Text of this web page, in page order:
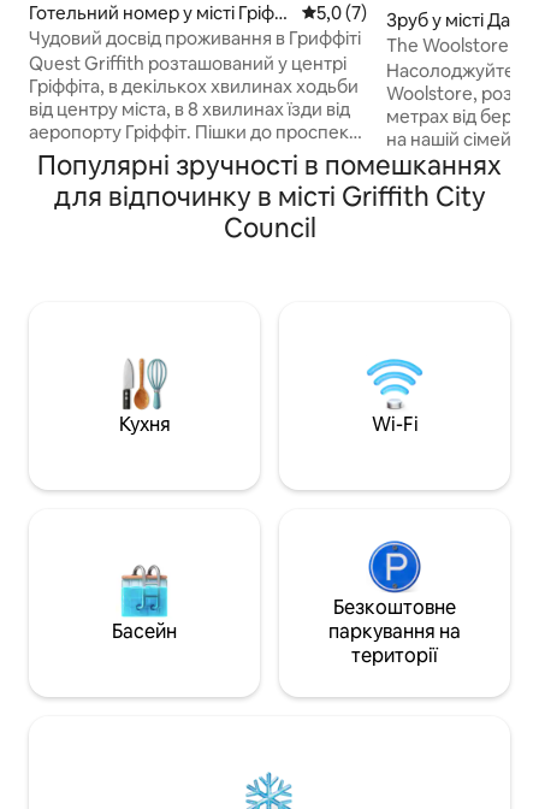
Готельний номер у місті Гріффі
т
Середня оцінка: 5,0 з 5,
5,0 (7)
Чудовий досвід проживання в Гриффіті
Quest Griffith розташований у центрі
Гріффіта, в декількох хвилинах ходьби
від центру міста, в 8 хвилинах їзди від
аеропорту Гріффіт. Пішки до проспекту
Банна, де багато магазинів, кафе та
галерей. Griffith Base Hospital, TAFE. У
ньому є 68 апартаментів з
обслуговуванням, включаючи студії та
ідеально підходить для
короткострокового або тривалого
перебування. Доступний зарядний
пристрій для електромобіля.
Зруб у місті
нт
The Woolstore –
друзям
Woolstore,
метрах від
на нашій сімейній
Насолоджуйтеся
приватністю. Вечеряйте або випийте
на терасі,
від дому. Диван-ліжко коштує
додатково 40 $
Тепер у нас є
заморожених
Популярні зручності в помешканнях
для відпочинку в місті Griffith City
Council
Кухня Wi-Fi
Басейн
Безкоштовне
паркування на
території